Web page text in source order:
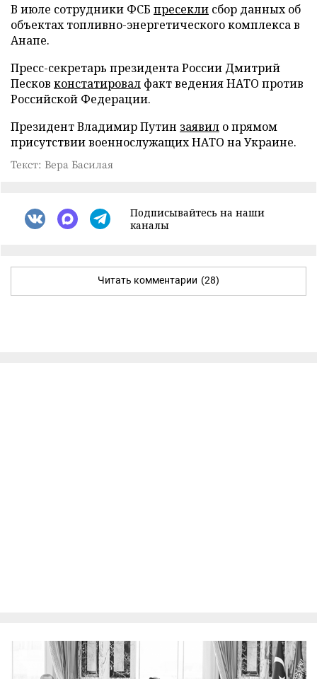
В июле сотрудники ФСБ пресекли сбор данных об
объектах топливно-энергетического комплекса в
Анапе.
Пресс-секретарь президента России Дмитрий
Песков констатировал факт ведения НАТО против
Российской Федерации.
Президент Владимир Путин заявил о прямом
присутствии военнослужащих НАТО на Украине.
Текст: Вера Басилая
Подписывайтесь на наши
каналы
Читать комментарии (28)